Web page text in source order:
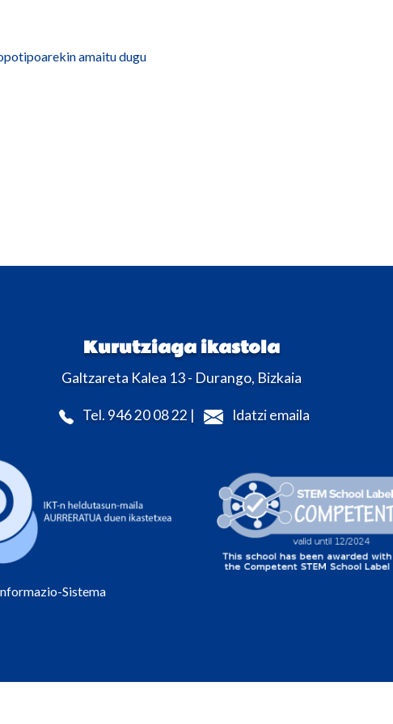
amaitu dugu
Kurutziaga ikastola
Galtzareta Kalea 13 - Durango, Bizkaia
Tel. 946 20 08 22 | Idatzi emaila
Sistema